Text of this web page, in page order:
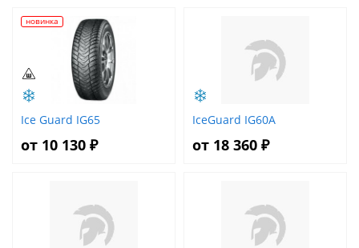
новинка
Ice Guard IG65
от 10 130 ₽
IceGuard IG60A
от 18 360 ₽